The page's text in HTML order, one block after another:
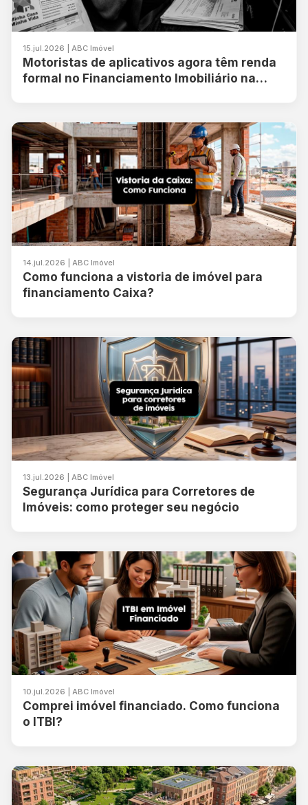
15.jul.2026 | ABC Imóvel
Motoristas de aplicativos agora têm renda
formal no Financiamento Imobiliário na
14.jul.2026 | ABC Imóvel
Como funciona a vistoria de imóvel para
financiamento Caixa?
13.jul.2026 | ABC Imóvel
Segurança Jurídica para Corretores de
Imóveis: como proteger seu negócio
10.jul.2026 | ABC Imóvel
Comprei imóvel financiado. Como funciona
o ITBI?